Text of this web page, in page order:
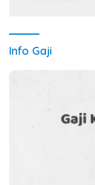
Info Gaji